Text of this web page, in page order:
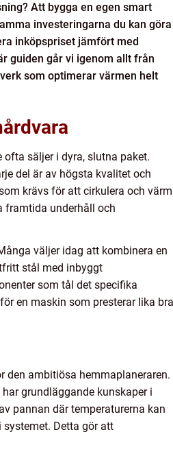
Att bygga en egen smart
investeringarna du kan göra
inköpspriset jämfört med
guiden går vi igenom allt från
som optimerar värmen helt
säljer i dyra, slutna paket.
del är av högsta kvalitet och
krävs för att cirkulera och
framtida underhåll och
väljer idag att kombinera en
stål med inbyggt
som tål det specifika
en maskin som presterar lika bra
den ambitiösa hemmaplaneraren.
grundläggande kunskaper i
pannan där temperaturerna kan
Detta gör att